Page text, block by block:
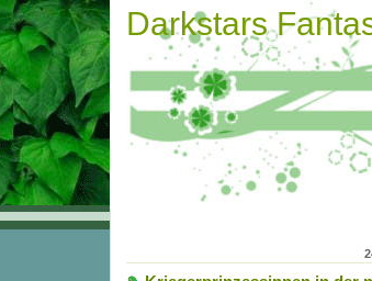
Darkstars